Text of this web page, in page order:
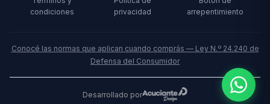
condiciones
privacidad
arrepentimiento
Conocé las normas que aplican cuando comprás — Ley N.º 24.240 de
Defensa del Consumidor
Desarrollado por